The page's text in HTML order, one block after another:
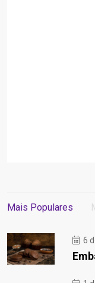
Mais Populares
6